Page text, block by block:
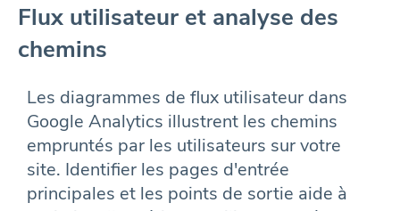
Flux utilisateur et analyse des
chemins
Les diagrammes de flux utilisateur dans
Google Analytics illustrent les chemins
empruntés par les utilisateurs sur votre
site. Identifier les pages d'entrée
principales et les points de sortie aide à